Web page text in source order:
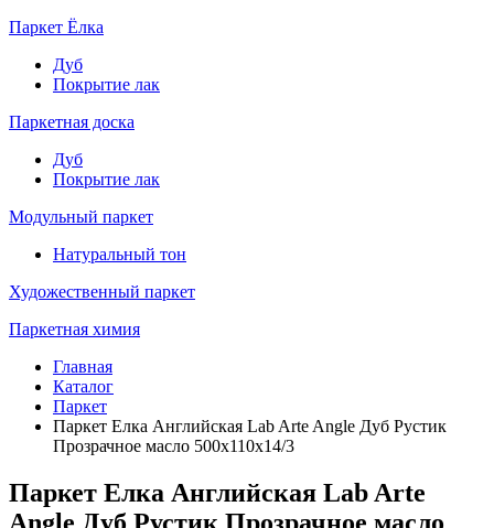
Паркет Ёлка
Дуб
Покрытие лак
Паркетная доска
Дуб
Покрытие лак
Модульный паркет
Натуральный тон
Художественный паркет
Паркетная химия
Главная
Каталог
Паркет
Паркет Елка Английская Lab Arte Angle Дуб Рустик
Прозрачное масло 500х110х14/3
Паркет Елка Английская Lab Arte